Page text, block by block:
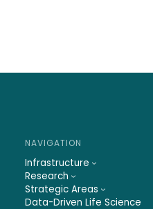
NAVIGATION
Infrastructure
Research
Strategic Areas
Data-Driven Life Science